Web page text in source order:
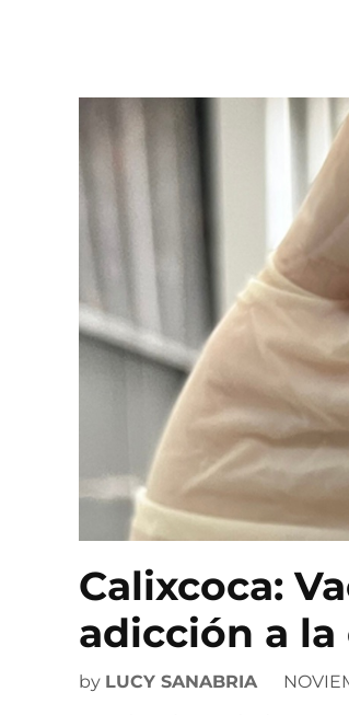
Calixcoca:
adicción a la
by LUCY SANABRIA